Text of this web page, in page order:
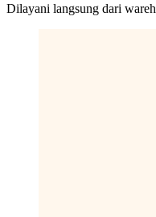
Dilayani langsung dari